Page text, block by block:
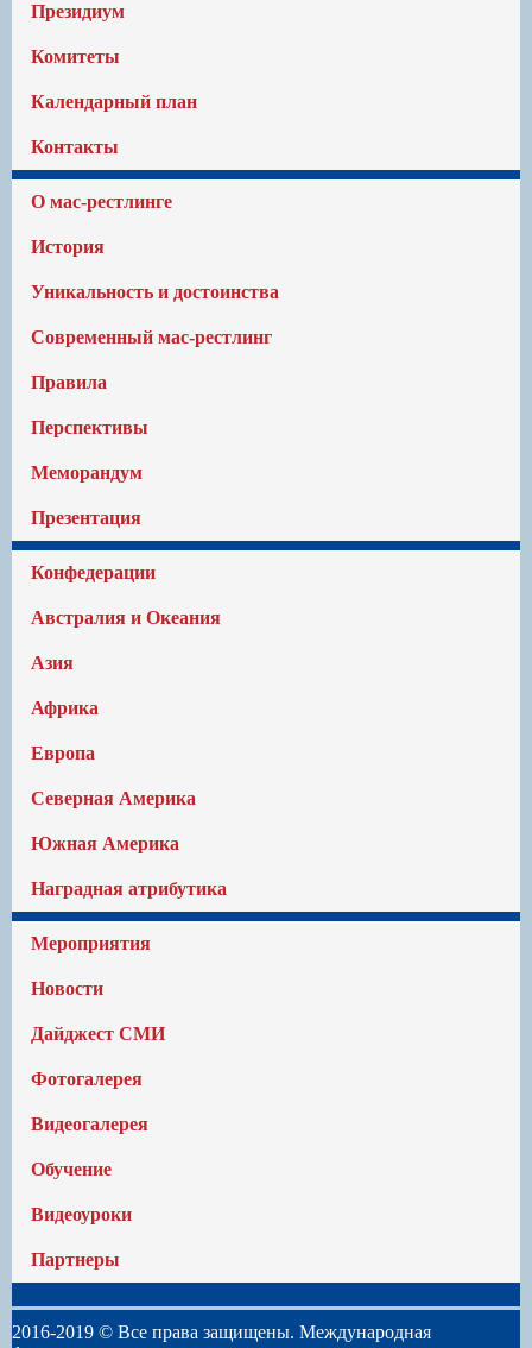
Президиум
Комитеты
Календарный план
Контакты
О мас-рестлинге
История
Уникальность и достоинства
Современный мас-рестлинг
Правила
Перспективы
Меморандум
Презентация
Конфедерации
Австралия и Океания
Азия
Африка
Европа
Северная Америка
Южная Америка
Наградная атрибутика
Мероприятия
Новости
Дайджест СМИ
Фотогалерея
Видеогалерея
Обучение
Видеоуроки
Партнеры
2016-2019 © Все права защищены. Международная